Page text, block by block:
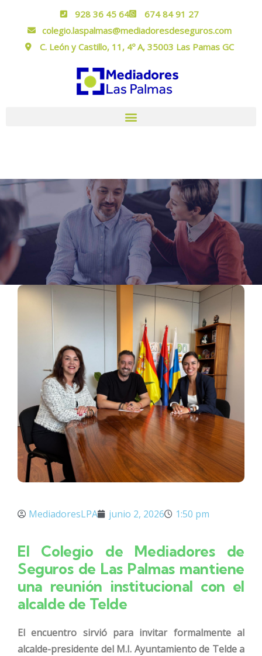
928 36 45 64
674 84 91 27
colegio.laspalmas@mediadoresdeseguros.com
C. León y Castillo, 11, 4º A, 35003 Las Pamas GC
MediadoresLPA junio 2, 2026 1:50 pm
El Colegio de Mediadores de
Seguros de Las Palmas mantiene
una reunión institucional con el
alcalde de Telde
El encuentro sirvió para invitar formalmente al
alcalde-presidente del M.I. Ayuntamiento de Telde a